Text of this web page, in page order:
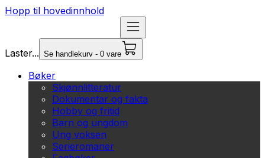
Hopp til hovedinnhold
Laster... Se handlekurv - 0 vare
Bøker
Skjønnlitteratur
Dokumentar og fakta
Hobby og fritid
Barn og ungdom
Ung voksen
Serieromaner